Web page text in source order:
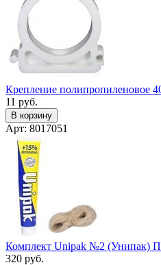
Крепление полипропиленовое
11 руб.
В корзину
Арт: 8017051
Комплект Unipak №2 (Унипак)
320 руб.